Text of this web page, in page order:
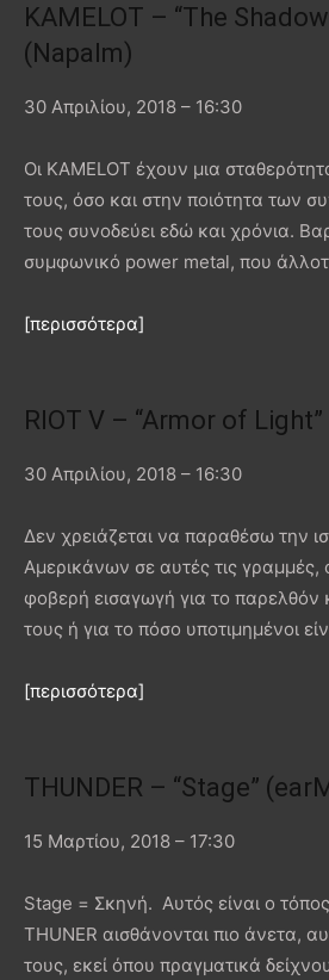
KAMELOT – “The
(Napalm)
30 Απριλίου, 2018 – 16:30
Οι KAMELOT έχουν μια
τους, όσο και στην ποιότητα των
τους συνοδεύει εδώ και χρόνια.
συμφωνικό power metal, που
[περισσότερα]
RIOT V – “Armor of
30 Απριλίου, 2018 – 16:30
Δεν χρειάζεται να παραθέσω την
Αμερικάνων σε αυτές τις
φοβερή εισαγωγή για το παρελθόν
τους ή για το πόσο υποτιμημένοι
[περισσότερα]
THUNDER – “Stage”
15 Μαρτίου, 2018 – 17:30
Stage = Σκηνή. Αυτός είναι ο
THUNER αισθάνονται πιο άνετα,
τους, εκεί όπου πραγματικά